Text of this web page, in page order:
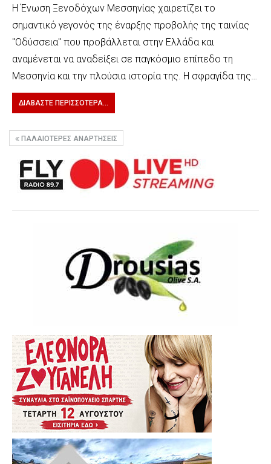
Η Ένωση Ξενοδόχων Μεσσηνίας χαιρετίζει το
σημαντικό γεγονός της έναρξης προβολής της ταινίας
"Οδύσσεια" που προβάλλεται στην Ελλάδα και
αναμένεται να αναδείξει σε παγκόσμιο επίπεδο τη
Μεσσηνία και την πλούσια ιστορία της. Η σφραγίδα της…
ΔΙΑΒΆΣΤΕ ΠΕΡΙΣΣΌΤΕΡΑ...
ΠΑΛΑΙΌΤΕΡΕΣ ΑΝΑΡΤΉΣΕΙΣ